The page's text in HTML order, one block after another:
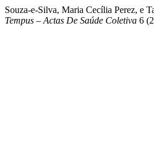
Souza-e-Silva, Maria Cecília Perez, e
Tempus – Actas De Saúde Coletiva 6